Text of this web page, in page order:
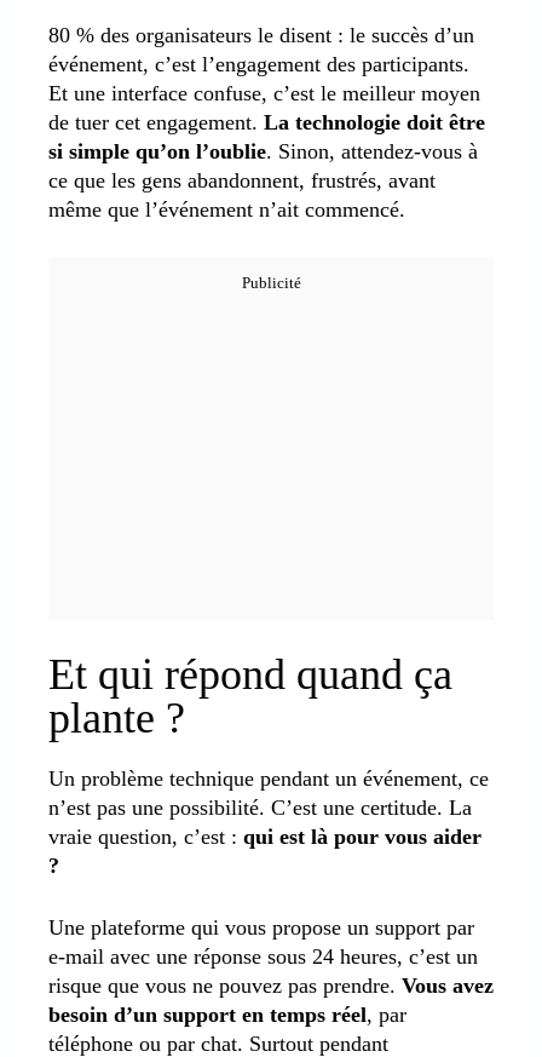
80 % des organisateurs le disent : le succès d’un
événement, c’est l’engagement des participants.
Et une interface confuse, c’est le meilleur moyen
de tuer cet engagement. La technologie doit être
si simple qu’on l’oublie. Sinon, attendez-vous à
ce que les gens abandonnent, frustrés, avant
même que l’événement n’ait commencé.
Et qui répond quand ça
plante ?
Un problème technique pendant un événement, ce
n’est pas une possibilité. C’est une certitude. La
vraie question, c’est : qui est là pour vous aider
?
Une plateforme qui vous propose un support par
e-mail avec une réponse sous 24 heures, c’est un
risque que vous ne pouvez pas prendre. Vous avez
besoin d’un support en temps réel, par
téléphone ou par chat. Surtout pendant